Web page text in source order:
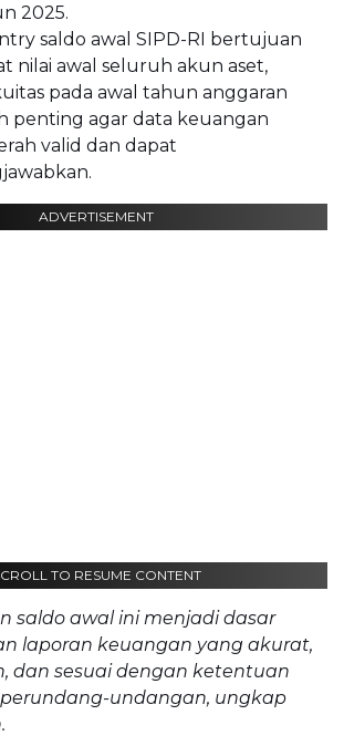
2025.
saldo awal SIPD-RI bertujuan
nilai awal seluruh akun aset,
pada awal tahun anggaran
penting agar data keuangan
valid dan dapat
ADVERTISEMENT
TO RESUME CONTENT
saldo awal ini menjadi dasar
laporan keuangan yang akurat,
dan sesuai dengan ketentuan
undangan, ungkap